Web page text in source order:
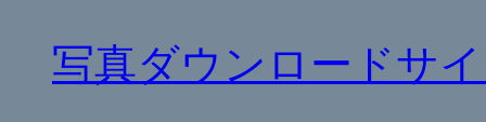
写真ダウンロードサ